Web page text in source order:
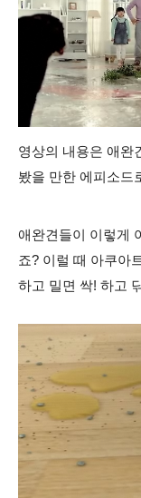
영상의 내용은 애완
봤을 만한 에피소드
애완견들이 이렇게
죠? 이럴 때 아쿠아
하고 밀면 싹! 하고